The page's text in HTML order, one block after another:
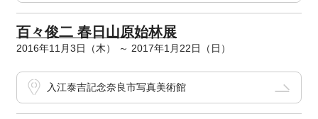
百々俊二 春日山原始林展
2016年11月3日（木） ～ 2017年1月22日（日）
入江泰吉記念奈良市写真美術館